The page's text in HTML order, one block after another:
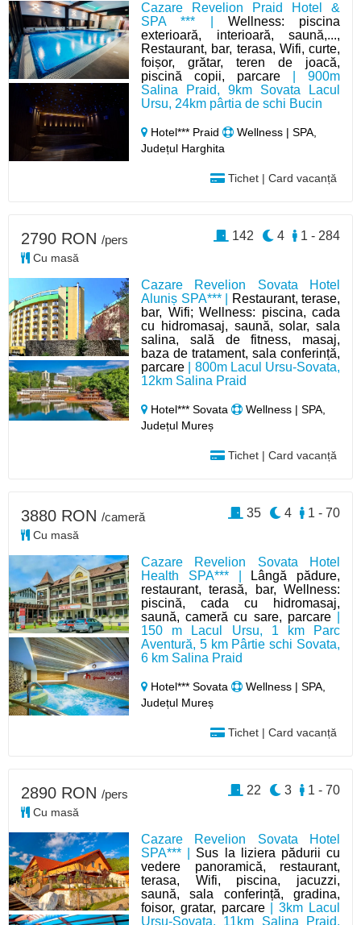
Cazare Revelion Praid Hotel &
SPA *** | Wellness: piscina
exterioară, interioară, saună,...,
Restaurant, bar, terasa, Wifi, curte,
foișor, grătar, teren de joacă,
piscină copii, parcare | 900m
Salina Praid, 9km Sovata Lacul
Ursu, 24km pârtia de schi Bucin
Hotel*** Praid
Wellness | SPA,
Județul Harghita
Tichet | Card vacanță
Cazare Revelion Sovata Hotel
Aluniș SPA*** |
Restaurant, terase,
bar, Wifi; Wellness: piscina, cada
cu hidromasaj, saună, solar, sala
salina, sală de fitness, masaj,
baza de tratament, sala conferință,
parcare | 800m Lacul Ursu-Sovata,
12km Salina Praid
Hotel*** Sovata
Wellness | SPA,
Județul Mureș
Tichet | Card vacanță
2790 RON /pers
Cu masă
1 - 284
4
142
Cazare Revelion Sovata Hotel
Health SPA*** |
Lângă pădure,
restaurant, terasă, bar, Wellness:
piscină, cada cu hidromasaj,
saună, cameră cu sare, parcare|
150 m Lacul Ursu, 1 km Parc
Aventură, 5 km Pârtie schi Sovata,
6 km Salina Praid
Hotel*** Sovata
Wellness | SPA,
Județul Mureș
Tichet | Card vacanță
3880 RON /cameră
Cu masă
1 - 70
4
35
Cazare Revelion Sovata Hotel
SPA*** | Sus la liziera pădurii cu
vedere panoramică, restaurant,
terasa, Wifi, piscina, jacuzzi,
saună, sala conferință, gradina,
foisor, gratar, parcare| 3km Lacul
Ursu-Sovata, 11km Salina Praid,
2890 RON /pers
Cu masă
1 - 70
3
22